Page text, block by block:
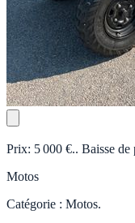
Prix: 5 000 €.. Baisse de
Motos
Catégorie : Motos.